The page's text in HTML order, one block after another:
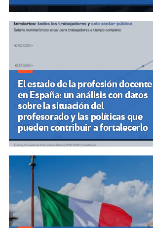
El estado de la profesión docente
en España: un análisis con datos
sobre la situación del
profesorado y las políticas que
pueden contribuir a fortalecerlo